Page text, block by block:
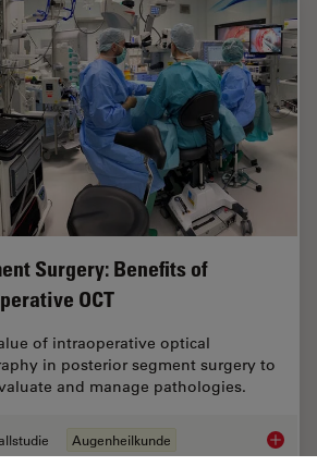
Surgery: Benefits of
OCT
of intraoperative optical
in posterior segment surgery to
and manage pathologies.
Augenheilkunde